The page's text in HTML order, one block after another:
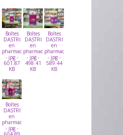
Boîtes
DASTRI
en
pharmacie
- jpg -
601.87
KB
Boîtes
DASTRI
en
pharmacie
- jpg -
498.41
KB
Boîtes
DASTRI
en
pharmacie
- jpg -
589.44
KB
Boîtes
DASTRI
en
pharmacie
- jpg -